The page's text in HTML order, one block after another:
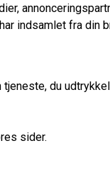
indsamlet fra din
du
sider.